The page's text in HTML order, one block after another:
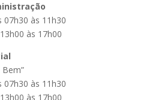
07h30 às 11h30
às 17h00
07h30 às 11h30
às 17h00